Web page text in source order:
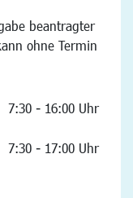
beantragter
ohne Termin
7:30 - 16:00 Uhr
7:30 - 17:00 Uhr